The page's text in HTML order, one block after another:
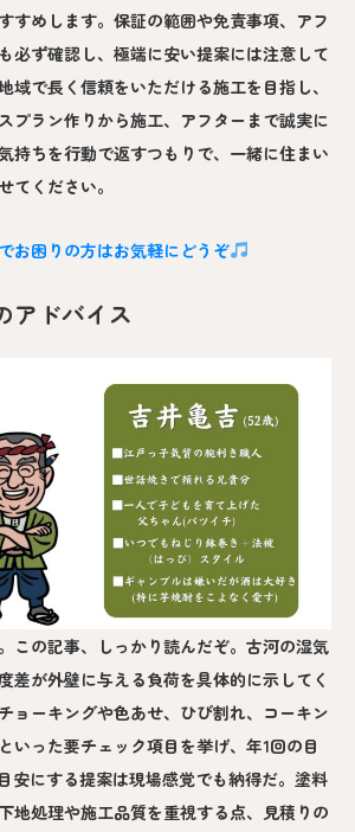
すめします。保証の範囲や免責事項、アフ
必ず確認し、極端に安い提案には注意して
域で長く信頼をいただける施工を目指し、
プラン作りから施工、アフターまで誠実に
持ちを行動で返すつもりで、一緒に住まい
てください。
お困りの方はお気軽にどうぞ
アドバイス
この記事、しっかり読んだぞ。古河の湿気
差が外壁に与える負荷を具体的に示してく
ョーキングや色あせ、ひび割れ、コーキン
いった要チェック項目を挙げ、年1回の目
安にする提案は現場感覚でも納得だ。塗料
地処理や施工品質を重視する点、見積りの